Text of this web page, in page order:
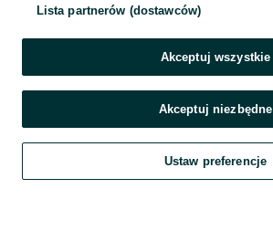
Szukaj Obserwujesz Dodaj
Lista partnerów (dostawców)
Akceptuj wszystkie
Akceptuj niezbędne
Ustaw preferencje